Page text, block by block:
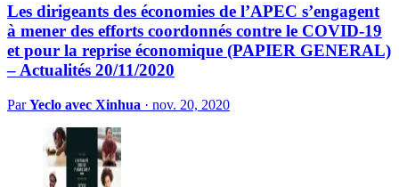
Les dirigeants des économies de l’APEC s’engagent
à mener des efforts coordonnés contre le COVID-19
et pour la reprise économique (PAPIER GENERAL)
– Actualités 20/11/2020
ParYeclo avec Xinhua · nov. 20, 2020